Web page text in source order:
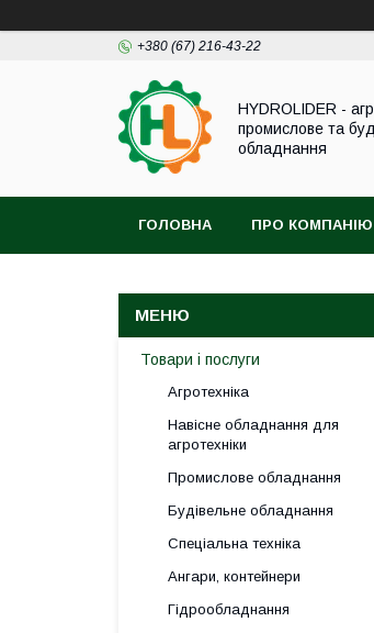
+380 (67) 216-43-22
HYDROLIDER -
промислове та
обладнання
ГОЛОВНА ПРО КОМПАНІЮ
Товари і послуги
Агротехніка
Навісне обладнання для
агротехніки
Промислове обладнання
Будівельне обладнання
Спеціальна техніка
Ангари, контейнери
Гідрообладнання